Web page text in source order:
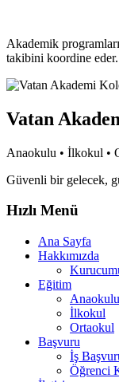
Akademik
takibini koordine eder.
Vatan
Anaokulu • İlkokul •
Güvenli bir gelecek,
Hızlı Menü
Ana Sayfa
Hakkımızda
Eğitim
Anaokulu
İlkokul
Ortaokul
Başvuru
İş
Öğrenci